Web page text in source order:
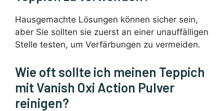
Hausgemachte Lösungen können sicher sein,
aber Sie sollten sie zuerst an einer unauffälligen
Stelle testen, um Verfärbungen zu vermeiden.
Wie oft sollte ich meinen Teppich
mit Vanish Oxi Action Pulver
reinigen?